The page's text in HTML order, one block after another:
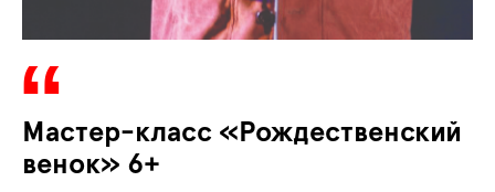
Мастер-класс «Рождественский
венок» 6+